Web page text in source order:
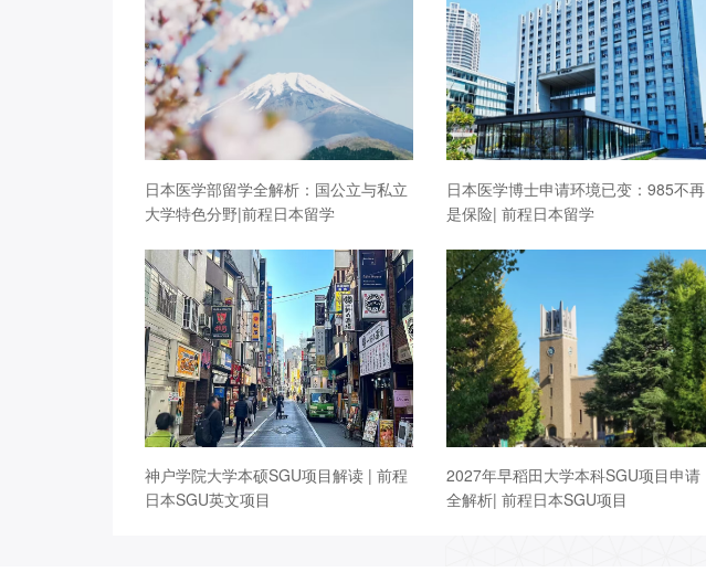
日本医学部留学全解析：国公立与私立
大学特色分野|前程日本留学
日本医学博士申请环境已变：985不再
是保险| 前程日本留学
神户学院大学本硕SGU项目解读 | 前程
日本SGU英文项目
2027年早稻田大学本科SGU项目申请
全解析| 前程日本SGU项目